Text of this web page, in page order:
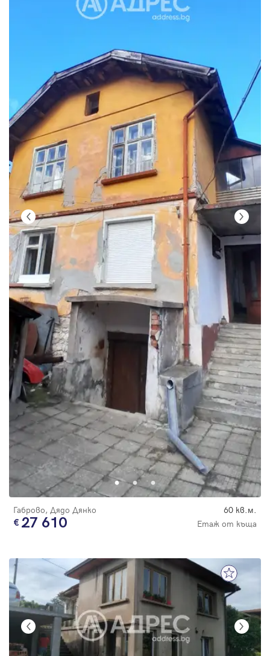
Габрово, Дядо Дянко 60 кв.м.
27 610 Етаж от къща